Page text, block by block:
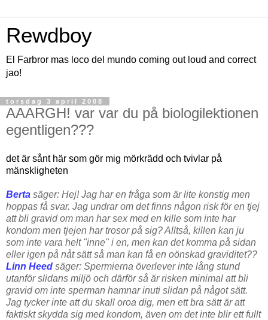
Rewdboy
El Farbror mas loco del mundo coming out loud and correct
jao!
torsdag 3 april 2008
AAARGH! var var du på biologilektionen
egentligen???
det är sånt här som gör mig mörkrädd och tvivlar på
mänskligheten
Berta säger: Hej! Jag har en fråga som är lite konstig men
hoppas få svar. Jag undrar om det finns någon risk för en tjej
att bli gravid om man har sex med en kille som inte har
kondom men tjejen har trosor på sig? Alltså, killen kan ju
som inte vara helt "inne" i en, men kan det komma på sidan
eller igen på nåt sätt så man kan få en oönskad graviditet??
Linn Heed säger: Spermierna överlever inte lång stund
utanför slidans miljö och därför så är risken minimal att bli
gravid om inte sperman hamnar inuti slidan på något sätt.
Jag tycker inte att du skall oroa dig, men ett bra sätt är att
faktiskt skydda sig med kondom, även om det inte blir ett fullt